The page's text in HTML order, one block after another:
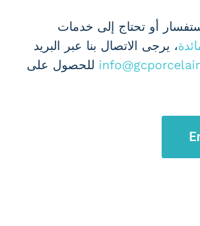
أو تحتاج إلى خدمات
، يرجى الاتصال بنا عبر البريد
للحصول على